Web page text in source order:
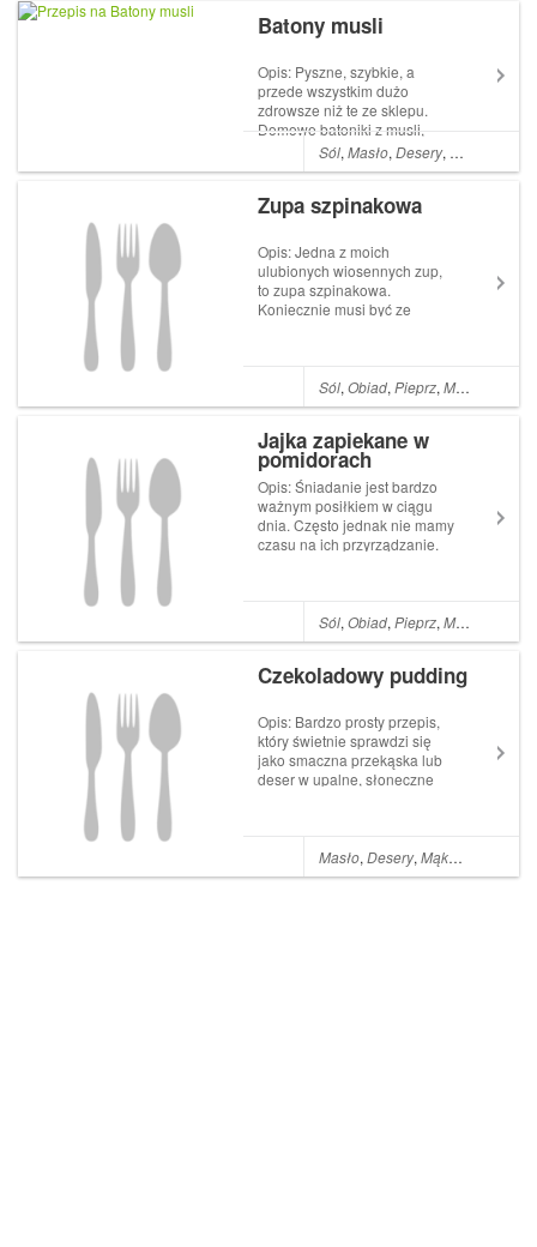
jest wyśmienity w lekko słonej
wersji. W tym celu na samym
końcu dodajc...
Batony musli
Opis: Pyszne, szybkie, a
przede wszystkim dużo
zdrowsze niż te ze sklepu.
Domowe batoniki z musli,
które można przygotować w
wielu wariantach. Składniki: 2
łyżki masła 1/2 szklanki
brązowego cukru 1/3 szklanki
miodu 1/4 szk...
Sól,Masło,Desery, Śniadania
Zupa szpinakowa
Opis: Jedna z moich
ulubionych wiosennych zup,
to zupa szpinakowa.
Koniecznie musi być ze
komponuje się z czosnkiem,
śmietankowym serkiem
muszkatołową. Zup...
Sól,Obiad,Pieprz,Masło
Jajka zapiekane w
pomidorach
Opis: Śniadanie jest bardzo
ważnym posiłkiem w ciągu
dnia. Często jednak nie mamy
czasu na ich przyrządzanie.
bardzo fajne i smaczne
śniadanie. Składniki: 4
Sól,Obiad,Pieprz,Masło
Czekoladowy pudding
Opis: Bardzo prosty przepis,
który świetnie sprawdzi się
jako smaczna przekąska lub
deser w upalne, słoneczne
zachwyci każdego. Pudding
możemy podawać w
Masło,Desery,Mąka ,